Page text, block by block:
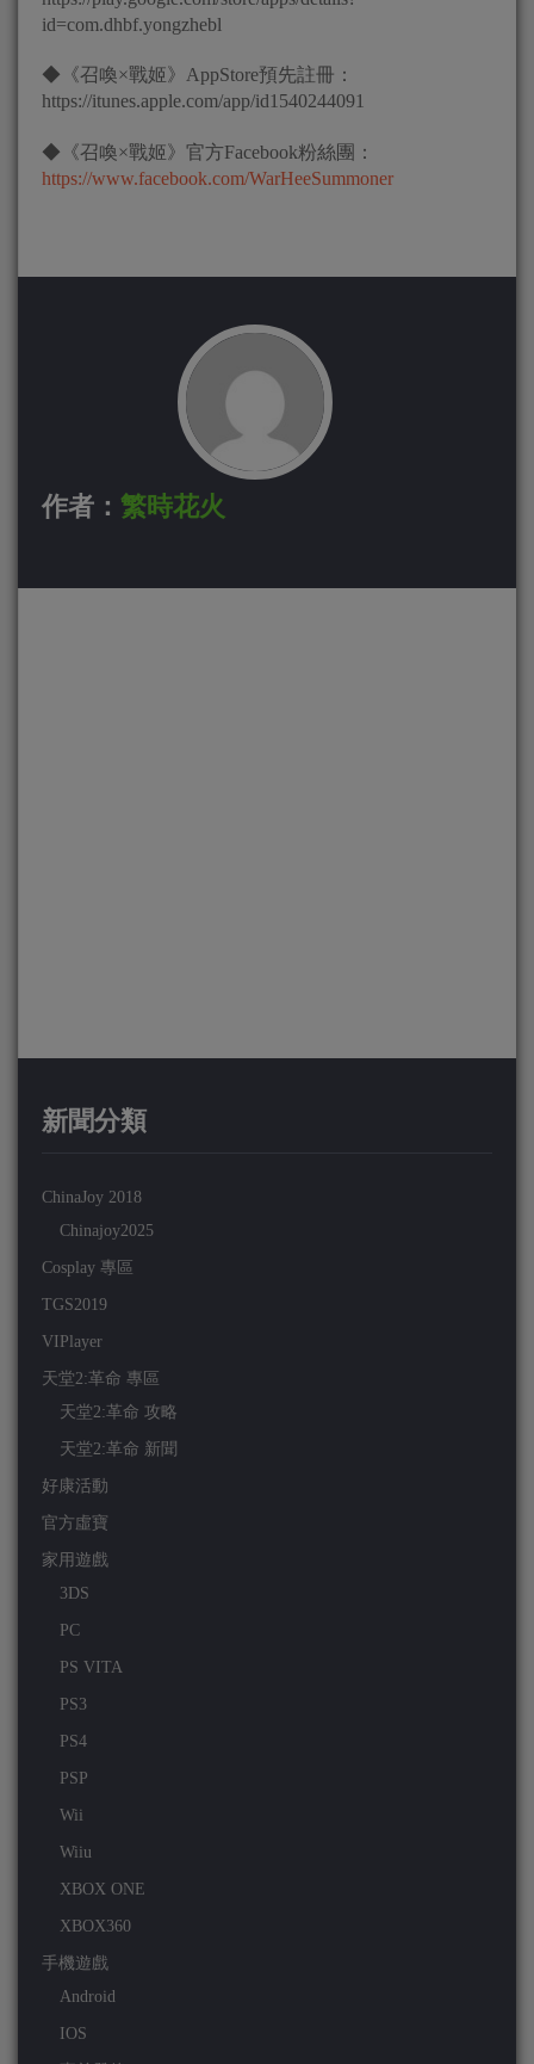
id=com.dhbf.yongzhebl
◆《召喚×戰姬》AppStore預先註冊：
https://itunes.apple.com/app/id1540244091
◆《召喚×戰姬》官方Facebook粉絲團：
https://www.facebook.com/WarHeeSummoner
作者： 繁時花火
新聞分類
ChinaJoy 2018
Chinajoy2025
Cosplay 專區
TGS2019
VIPlayer
天堂2:革命 專區
天堂2:革命 攻略
天堂2:革命 新聞
好康活動
官方虛寶
家用遊戲
3DS
PC
PS VITA
PS3
PS4
PSP
Wii
Wiiu
XBOX ONE
XBOX360
手機遊戲
Android
IOS